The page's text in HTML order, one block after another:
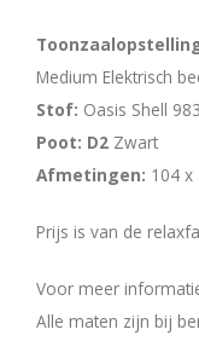
Medium Elektrisch
Stof: Oasis Shell
Poot: D2 Zwart
Afmetingen: 104 x
Prijs is van de
Voor meer
Alle maten zijn bij